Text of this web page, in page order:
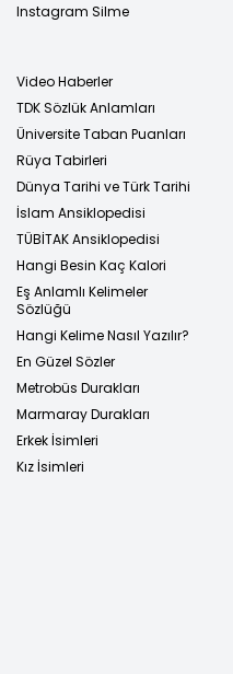
Instagram Silme
Video Haberler
TDK Sözlük Anlamları
Üniversite Taban Puanları
Rüya Tabirleri
Dünya Tarihi ve Türk Tarihi
İslam Ansiklopedisi
TÜBİTAK Ansiklopedisi
Hangi Besin Kaç Kalori
Eş Anlamlı Kelimeler
Sözlüğü
Hangi Kelime Nasıl Yazılır?
En Güzel Sözler
Metrobüs Durakları
Marmaray Durakları
Erkek İsimleri
Kız İsimleri